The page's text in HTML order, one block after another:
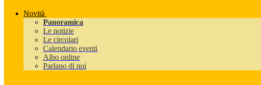
Novità
Panoramica
Le notizie
Le circolari
Calendario eventi
Albo online
Parlano di noi